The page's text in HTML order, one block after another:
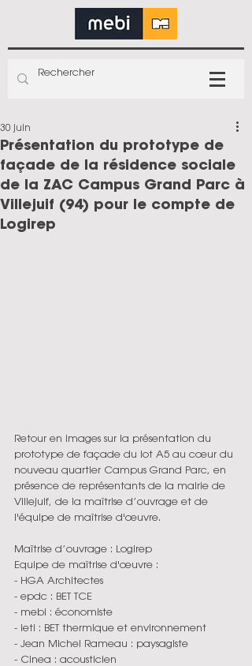
Présentation du prototype de
façade de la résidence sociale
de la ZAC Campus Grand Parc à
Villejuif (94) pour le compte de
Logirep
30 juin
Retour en images sur la présentation du
prototype de façade du lot A5 au cœur du
nouveau quartier Campus Grand Parc, en
présence de représentants de la mairie de
Villejuif, de la maîtrise d’ouvrage et de
l'équipe de maîtrise d'œuvre.
Maîtrise d’ouvrage : Logirep
Equipe de maîtrise d'œuvre :
- HGA Architectes
- epdc : BET TCE
- mebi : économiste
- ieti : BET thermique et environnement
- Jean Michel Rameau : paysagiste
- Cinea : acousticien